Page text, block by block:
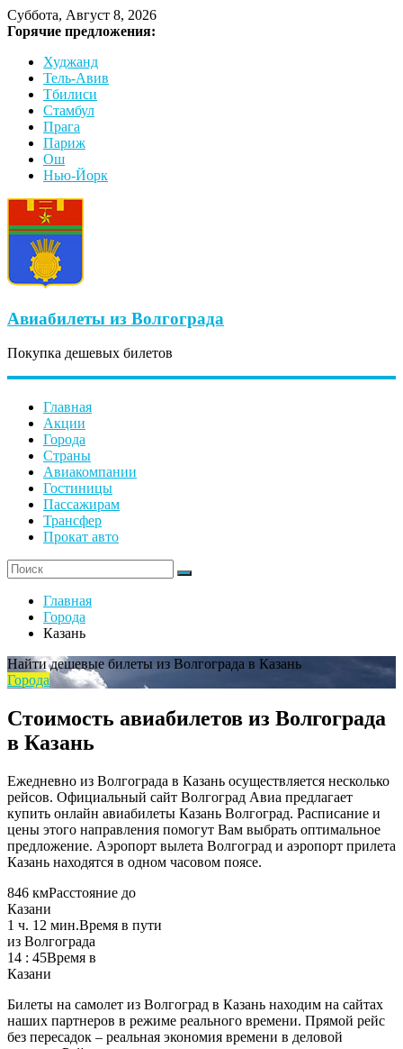
Суббота, Август 8, 2026
Горячие предложения:
Худжанд
Тель-Авив
Тбилиси
Стамбул
Прага
Париж
Ош
Нью-Йорк
Авиабилеты из Волгограда
Покупка дешевых билетов
Главная
Акции
Города
Страны
Авиакомпании
Гостиницы
Пассажирам
Трансфер
Прокат авто
Главная
Города
Казань
Найти дешевые билеты из Волгограда в Казань
Города
Стоимость авиабилетов из Волгограда
в Казань
Ежедневно из Волгограда в Казань осуществляется несколько
рейсов. Официальный сайт Волгоград Авиа предлагает
купить онлайн авиабилеты Казань Волгоград. Расписание и
цены этого направления помогут Вам выбрать оптимальное
предложение. Аэропорт вылета Волгоград и аэропорт прилета
Казань находятся в одном часовом поясе.
846 кмРасстояние до
Казани
1 ч. 12 мин.Время в пути
из Волгограда
14 : 45Время в
Казани
Билеты на самолет из Волгоград в Казань находим на сайтах
наших партнеров в режиме реального времени. Прямой рейс
без пересадок – реальная экономия времени в деловой